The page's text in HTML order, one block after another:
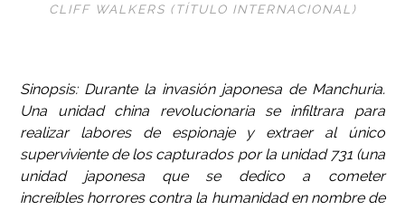
CLIFF WALKERS (TÍTULO INTERNACIONAL)
Sinopsis: Durante la invasión japonesa de Manchuria.
Una unidad china revolucionaria se infiltrara para
realizar labores de espionaje y extraer al único
superviviente de los capturados por la unidad 731 (una
unidad japonesa que se dedico a cometer
increíbles horrores contra la humanidad en nombre de